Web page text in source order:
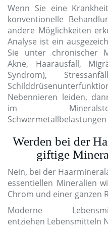
Wenn Sie eine
konventionelle
andere Möglichkeiten
Analyse ist ein
Sie unter chronischer
Akne, Haarausfall,
Syndrom),
Nebennieren leiden,
im
Werden bei der
giftige
Nein, bei der
essentiellen Mineralien
Chrom und einer ganzen
Moderne
entziehen Lebensmitteln